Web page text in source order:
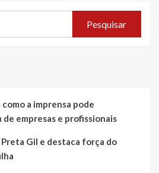
Pesquisar
a imprensa pode
empresas e profissionais
Gil e destaca força do